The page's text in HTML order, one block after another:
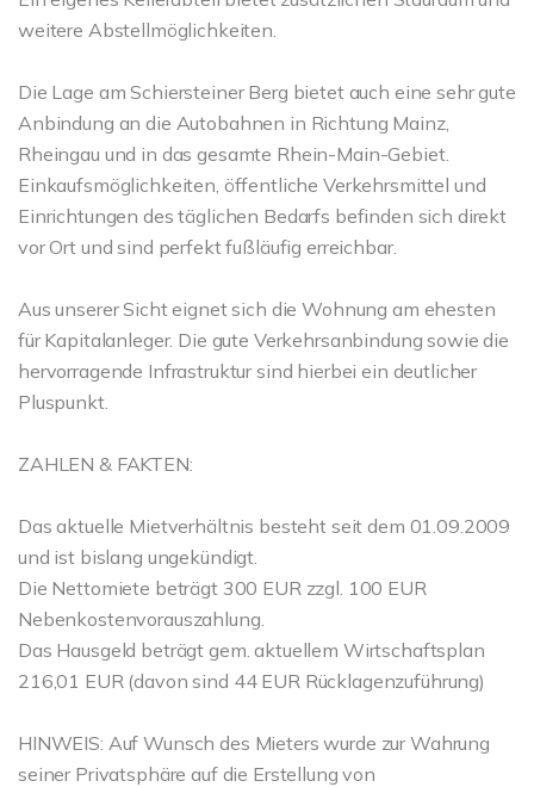
weitere Abstellmöglichkeiten.
Die Lage am Schiersteiner Berg bietet auch eine sehr gute
Anbindung an die Autobahnen in Richtung Mainz,
Rheingau und in das gesamte Rhein-Main-Gebiet.
Einkaufsmöglichkeiten, öffentliche Verkehrsmittel und
Einrichtungen des täglichen Bedarfs befinden sich direkt
vor Ort und sind perfekt fußläufig erreichbar.
Aus unserer Sicht eignet sich die Wohnung am ehesten
für Kapitalanleger. Die gute Verkehrsanbindung sowie die
hervorragende Infrastruktur sind hierbei ein deutlicher
Pluspunkt.
ZAHLEN & FAKTEN:
Das aktuelle Mietverhältnis besteht seit dem 01.09.2009
und ist bislang ungekündigt.
Die Nettomiete beträgt 300 EUR zzgl. 100 EUR
Nebenkostenvorauszahlung.
Das Hausgeld beträgt gem. aktuellem Wirtschaftsplan
216,01 EUR (davon sind 44 EUR Rücklagenzuführung)
HINWEIS: Auf Wunsch des Mieters wurde zur Wahrung
seiner Privatsphäre auf die Erstellung von